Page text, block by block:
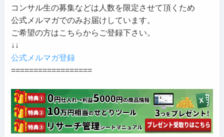
コンサル生の募集などは人数を限定させて頂くため
公式メルマガでのみお届けしています。
ご希望の方はこちらからご登録下さい。
↓↓
公式メルマガ登録
==================